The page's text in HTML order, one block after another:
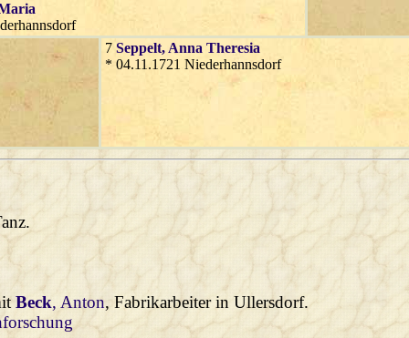
7 Seppelt, Anna Theresia
* 04.11.1721 Niederhannsdorf
Beck, Anton, Fabrikarbeiter in Ullersdorf.